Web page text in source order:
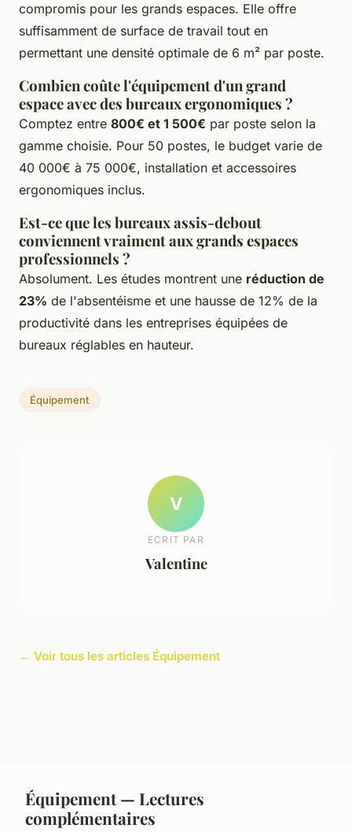
compromis pour les grands espaces. Elle offre
suffisamment de surface de travail tout en
permettant une densité optimale de 6 m² par poste.
Combien coûte l'équipement d'un grand
espace avec des bureaux ergonomiques ?
Comptez entre 800€ et 1 500€ par poste selon la
gamme choisie. Pour 50 postes, le budget varie de
40 000€ à 75 000€, installation et accessoires
ergonomiques inclus.
Est-ce que les bureaux assis-debout
conviennent vraiment aux grands espaces
professionnels ?
Absolument. Les études montrent une réduction de
23% de l'absentéisme et une hausse de 12% de la
productivité dans les entreprises équipées de
bureaux réglables en hauteur.
Équipement
V
ECRIT PAR
Valentine
← Voir tous les articles Équipement
Équipement — Lectures
complémentaires